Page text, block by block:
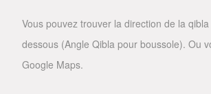
Vous pouvez trouver la direction de la
dessous (Angle Qibla pour boussole). Ou
Google Maps.